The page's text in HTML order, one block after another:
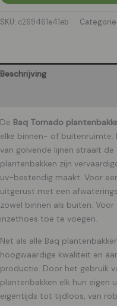
SKU: c269461e41eb
Beschrijving
De Baq Tornado
elke binnen- of
van golvende lijnen straalt
plantenbakken zijn
uv-bestendig maakt. Voor
uitgerust met een
zowel binnen als buiten.
inzethoes toe te voegen.
Net als alle Baq
hoogwaardige kwaliteit en
productie. Door het gebruik
plantenbakken elk hun eigen
eigentijds tot tijdloos, van